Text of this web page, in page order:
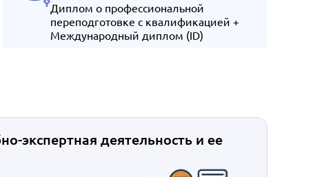
Диплом о профессиональной
переподготовке с квалификацией +
Международный диплом (ID)
экспертная деятельность и ее